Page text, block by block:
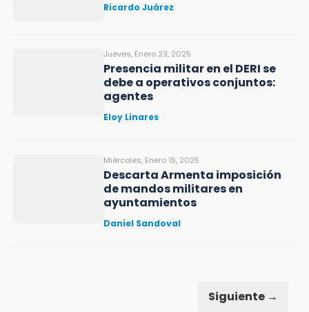
Ricardo Juárez
Jueves, Enero 23, 2025
Presencia militar en el DERI se
debe a operativos conjuntos:
agentes
Eloy Linares
Miércoles, Enero 15, 2025
Descarta Armenta imposición
de mandos militares en
ayuntamientos
Daniel Sandoval
Siguiente →